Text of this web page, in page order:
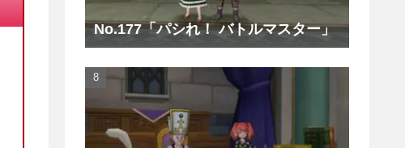
No.177「パシれ！ バトルマスター」